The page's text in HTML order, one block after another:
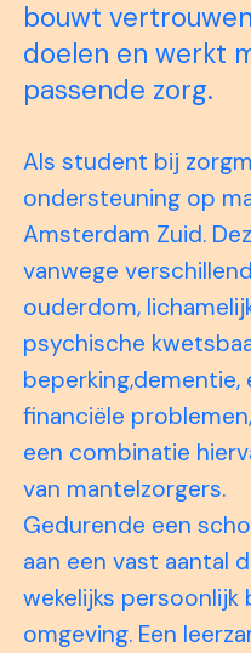
bouwt
doelen en werkt
passende zorg.
Als student bij
ondersteuning op
Amsterdam Zuid.
vanwege
ouderdom,
psychische
beperking,dementie,
financiële
een combinatie
van mantelzorgers.
Gedurende een
aan een vast aantal
wekelijks persoonlijk
omgeving. Een